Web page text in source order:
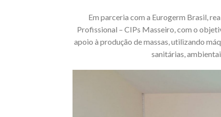
Em parceria com a Eurogerm Brasil,
Profissional – CIPs Masseiro, com o
apoio à produção de massas, utilizando
sanitárias,